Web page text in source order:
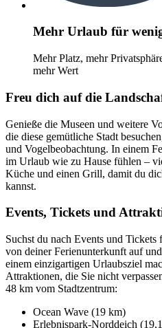
Mehr Urlaub für
Mehr Platz, mehr
mehr Wert
Freu dich auf die
Genieße die Museen und weitere
die diese gemütliche Stadt
und Vogelbeobachtung. In einem
im Urlaub wie zu Hause fühlen –
Küche und einen Grill, damit du
kannst.
Events, Tickets und
Suchst du nach Events und
von deiner Ferienunterkunft auf
einem einzigartigen Urlaubsziel
Attraktionen, die Sie nicht
48 km vom Stadtzentrum:
Ocean Wave (19 km)
Erlebnispark-Norddeich